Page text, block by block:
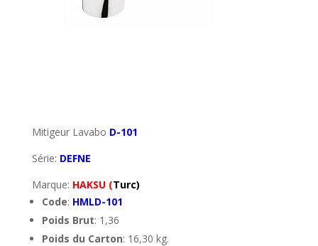
Mitigeur Lavabo D-101
Série: DEFNE
Marque: HAKSU (Turc)
Code: HMLD-101
Poids Brut: 1,36
Poids du Carton: 16,30 kg.